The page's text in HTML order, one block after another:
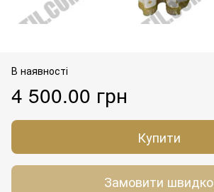
В наявності
4 500.00 грн
Купити
Замовити швидко